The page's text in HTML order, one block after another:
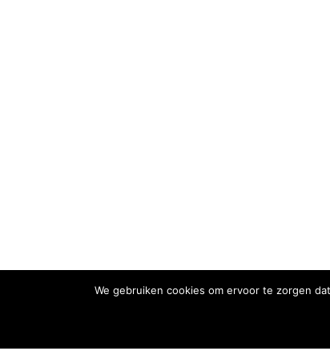
We gebruiken cookies om ervoor te zorgen